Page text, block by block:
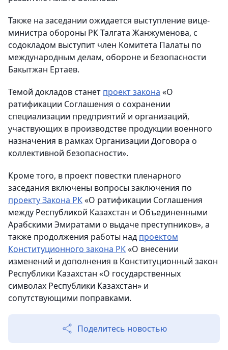
Также на заседании ожидается выступление вице-
министра обороны РК Талгата Жанжуменова, с
содокладом выступит член Комитета Палаты по
международным делам, обороне и безопасности
Бакытжан Ертаев.
Темой докладов станет проект закона «О
ратификации Соглашения о сохранении
специализации предприятий и организаций,
участвующих в производстве продукции военного
назначения в рамках Организации Договора о
коллективной безопасности».
Кроме того, в проект повестки пленарного
заседания включены вопросы заключения по
проекту Закона РК«О ратификации Соглашения
между Республикой Казахстан и Объединенными
Арабскими Эмиратами о выдаче преступников», а
также продолжения работы над проектом
Конституционного закона РК«О внесении
изменений и дополнения в Конституционный закон
Республики Казахстан «О государственных
символах Республики Казахстан» и
сопутствующими поправками.
Поделитесь новостью